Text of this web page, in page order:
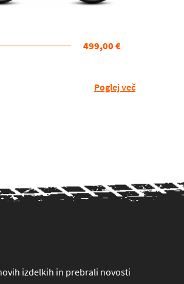
499,00 €
Poglej več
izdelkih in prebrali novosti